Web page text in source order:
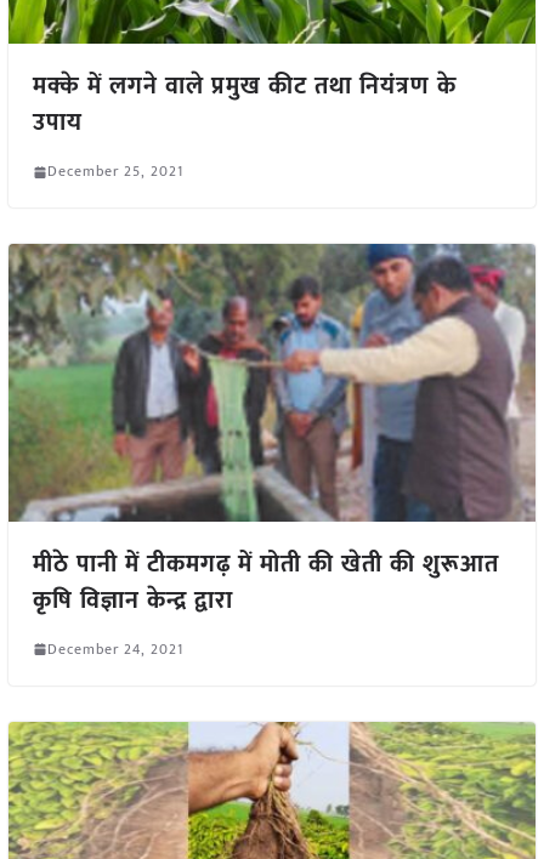
मक्के में लगने वाले प्रमुख कीट तथा नियंत्रण के
उपाय
December 25, 2021
मीठे पानी में टीकमगढ़ में मोती की खेती की शुरूआत
कृषि विज्ञान केन्द्र द्वारा
December 24, 2021